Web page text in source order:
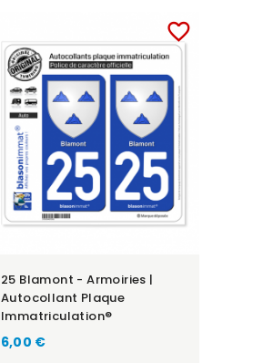
favorite_border
25 Blamont - Armoiries |
Autocollant Plaque
Immatriculation®
6,00 €